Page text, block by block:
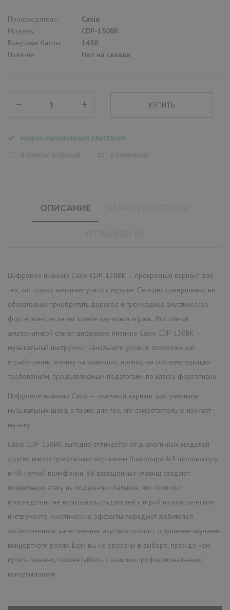
Производитель:
Casio
Модель:
CDP-130BK
Бонусные баллы:
1450
Наличие:
Нет на складе
МОЖНО НАЛОЖЕННЫМ ПЛАТЕЖОМ
ОПИСАНИЕ
Цифровое пианино Casio CDP-130BK — прекрасный вариант для
тех, кто только начинает учиться музыке. Сегодня совершенно не
обязательно приобретать дорогое и громоздкое акустическое
фортепиано, если вы хотите научиться играть. Достойной
альтернативой станет цифровое пианино Casio CDP-130BK —
музыкальный инструмент начального уровня, позволяющий
отрабатывать технику на клавишах, полностью соответствующих
требованиям, предъявляемым педагогами по классу фортепиано.
Цифровое пианино Casio — отличный вариант для учеников
музыкальных школ, а также для тех, кто самостоятельно изучает
музыку.
Casio CDP-130BK выгодно отличается от аналогичных моделей
других марок прекрасным звучанием благодаря AHL-процессору
и 48-нотной полифонии. 88 взвешенных клавиш создают
правильную атаку на подушечки пальцев, что позволит
впоследствии не испытывать трудностей с игрой на классическом
инструменте. Акустические эффекты порадуют любителей
экспериментов, качественная акустика создаст ощущение звучания
концертного рояля. Если вы не уверены в выборе, прежде чем
купить пианино, посоветуйтесь с нашими профессиональными
консультантами.